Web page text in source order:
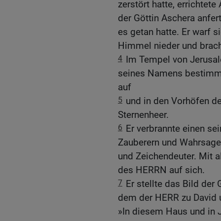
zerstört hatte, errichtete
der Göttin Aschera
es getan hatte. Er warf
Himmel nieder und
4 Im Tempel von
seines Namens
auf
5 und in den Vorhöfen
Sternenheer.
6 Er verbrannte einen
Zauberern und
und Zeichendeuter. Mit
des HERRN auf sich.
7 Er stellte das Bild der
dem der HERR zu
»In diesem Haus und in